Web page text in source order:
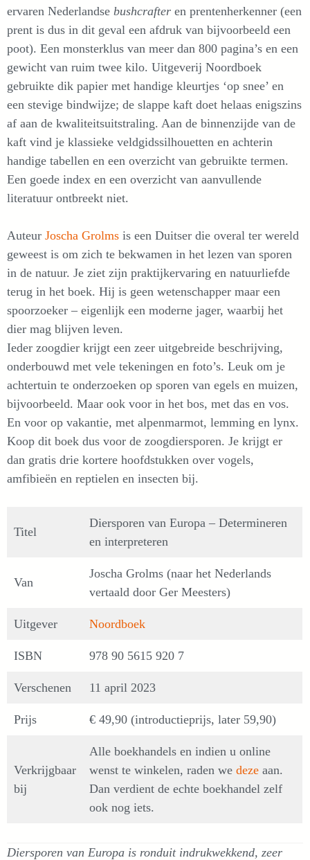
ervaren Nederlandse bushcrafter en prentenherkenner (een
prent is dus in dit geval een afdruk van bijvoorbeeld een
poot). Een monsterklus van meer dan 800 pagina’s en een
gewicht van ruim twee kilo. Uitgeverij Noordboek
gebruikte dik papier met handige kleurtjes ‘op snee’ en
een stevige bindwijze; de slappe kaft doet helaas enigszins
af aan de kwaliteitsuitstraling. Aan de binnenzijde van de
kaft vind je klassieke veldgidssilhouetten en achterin
handige tabellen en een overzicht van gebruikte termen.
Een goede index en een overzicht van aanvullende
literatuur ontbreekt niet.
Auteur Joscha Grolms is een Duitser die overal ter wereld
geweest is om zich te bekwamen in het lezen van sporen
in de natuur. Je ziet zijn praktijkervaring en natuurliefde
terug in het boek. Hij is geen wetenschapper maar een
spoorzoeker – eigenlijk een moderne jager, waarbij het
dier mag blijven leven.
Ieder zoogdier krijgt een zeer uitgebreide beschrijving,
onderbouwd met vele tekeningen en foto’s. Leuk om je
achtertuin te onderzoeken op sporen van egels en muizen,
bijvoorbeeld. Maar ook voor in het bos, met das en vos.
En voor op vakantie, met alpenmarmot, lemming en lynx.
Koop dit boek dus voor de zoogdiersporen. Je krijgt er
dan gratis drie kortere hoofdstukken over vogels,
amfibieën en reptielen en insecten bij.
Titel
Diersporen van Europa – Determineren
en interpreteren
Van
Joscha Grolms (naar het Nederlands
vertaald door Ger Meesters)
Uitgever Noordboek
ISBN 978 90 5615 920 7
Verschenen 11 april 2023
Prijs € 49,90 (introductieprijs, later 59,90)
Verkrijgbaar
bij
Alle boekhandels en indien u online
wenst te winkelen, raden we deze aan.
Dan verdient de echte boekhandel zelf
ook nog iets.
Diersporen van Europa is ronduit indrukwekkend, zeer